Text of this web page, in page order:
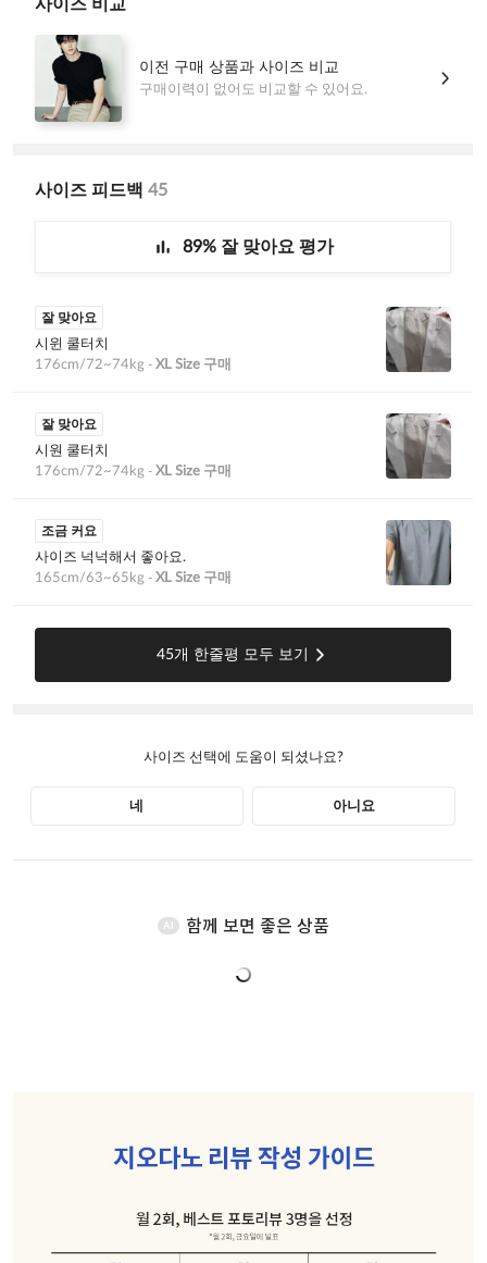
AI 함께 보면 좋은 상품